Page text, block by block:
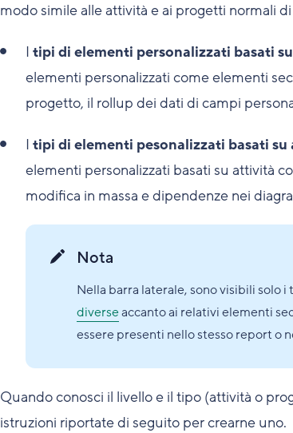
modo simile alle attività e ai progetti normali
I tipi di elementi personalizzati basati
elementi personalizzati come elementi
progetto, il rollup dei dati di campi
I tipi di elementi pesonalizzati basati
elementi personalizzati basati su attività
modifica in massa e dipendenze nei
Nota
Nella barra laterale, sono visibili solo
diverseaccanto ai relativi elementi
essere presenti nello stesso report o
Quando conosci il livello e il tipo (attività o
istruzioni riportate di seguito per crearne uno.